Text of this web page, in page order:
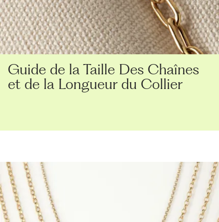
Guide de la Taille Des Chaînes
et de la Longueur du Collier